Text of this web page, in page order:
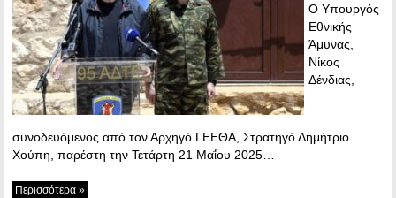
Ο Υπουργός
Εθνικής
Άμυνας,
Νίκος
Δένδιας,
συνοδευόμενος από τον Αρχηγό ΓΕΕΘΑ, Στρατηγό Δημήτριο
Χούπη, παρέστη την Τετάρτη 21 Μαΐου 2025…
Περισσότερα »